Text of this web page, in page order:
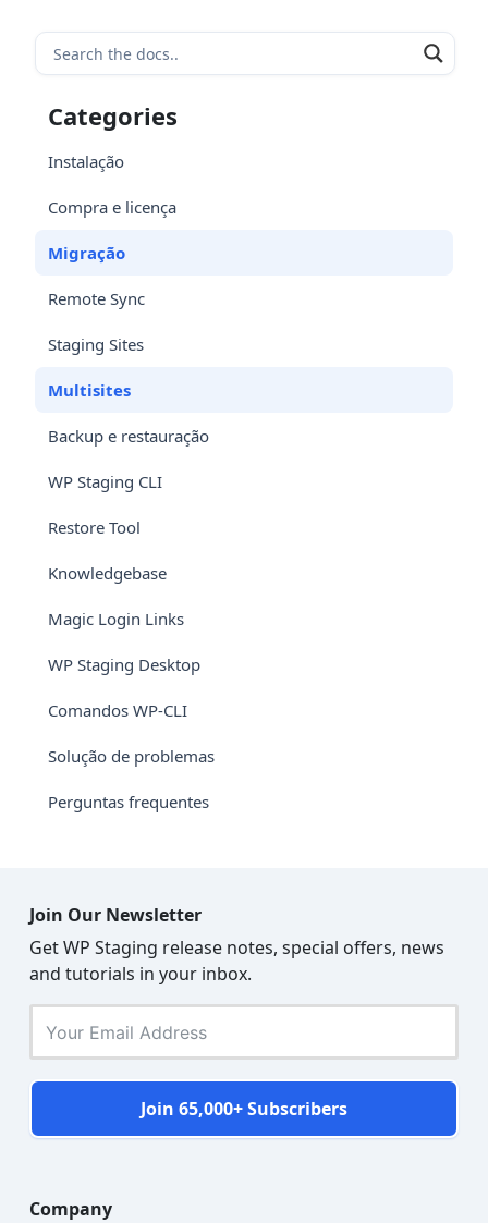
Categories
Instalação
Compra e licença
Migração
Remote Sync
Staging Sites
Multisites
Backup e restauração
WP Staging CLI
Restore Tool
Knowledgebase
Magic Login Links
WP Staging Desktop
Comandos WP-CLI
Solução de problemas
Perguntas frequentes
Join Our Newsletter
Get WP Staging release notes, special offers, news
and tutorials in your inbox.
Join 65,000+ Subscribers
Company